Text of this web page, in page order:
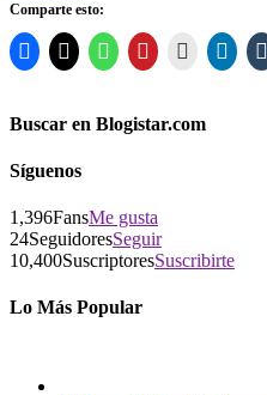
Comparte esto:
Buscar en Blogistar.com
Síguenos
1,396FansMe gusta
24SeguidoresSeguir
10,400SuscriptoresSuscribirte
Lo Más Popular